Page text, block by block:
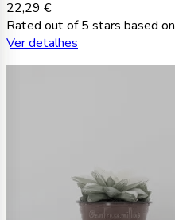
22,29 €
Rated out of 5 stars based on
Ver detalhes